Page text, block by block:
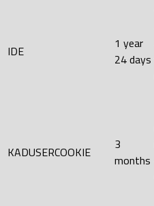
IDE
1 year
24 days
KADUSERCOOKIE
3
months